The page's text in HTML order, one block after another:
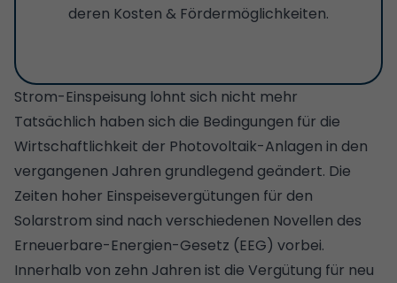
deren Kosten & Fördermöglichkeiten.
Strom-Einspeisung lohnt sich nicht mehr
Tatsächlich haben sich die Bedingungen für die
Wirtschaftlichkeit der Photovoltaik-Anlagen in den
vergangenen Jahren grundlegend geändert. Die
Zeiten hoher Einspeisevergütungen für den
Solarstrom sind nach verschiedenen Novellen des
Erneuerbare-Energien-Gesetz (EEG) vorbei.
Innerhalb von zehn Jahren ist die Vergütung für neu